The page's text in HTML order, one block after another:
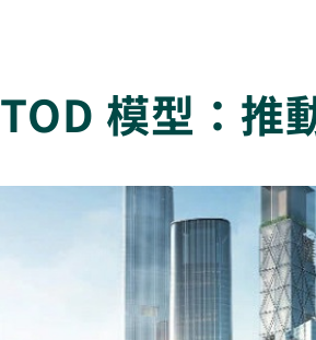
TOD 模型：推